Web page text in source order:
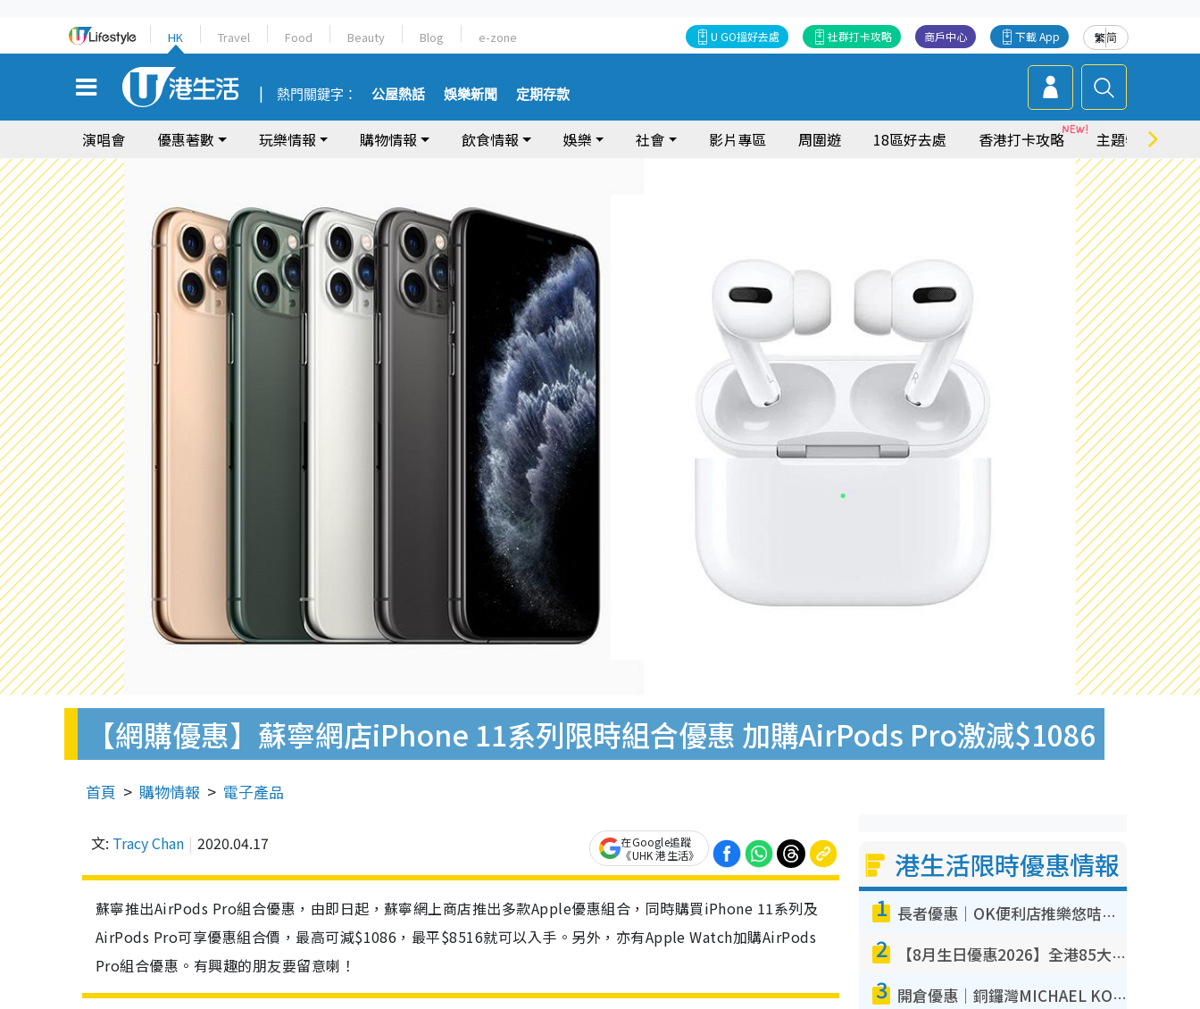
HK Travel Food Beauty Blog e-zone 繁简
下載 App
商戶中心
社群打卡攻略
U GO搵好去處
熱門關鍵字： 公屋熱話 娛樂新聞 定期存款
演唱會 優惠著數 玩樂情報 購物情報 飲食情報 娛樂 社會 影片專區 周圍遊 18區好去處 香港打卡攻略 主題特集
【網購優惠】蘇寧網店iPhone 11系列限時組合優惠 加購AirPods Pro激減$1086
首頁 購物情報 電子產品
文: Tracy Chan 2020.04.17
在Google追蹤
《UHK 港生活》
蘇寧推出AirPods Pro組合優惠，由即日起，蘇寧網上商店推出多款Apple優惠組合，同時購買iPhone 11系列及
AirPods Pro可享優惠組合價，最高可減$1086，最平$8516就可以入手。另外，亦有Apple Watch加購AirPods
Pro組合優惠。有興趣的朋友要留意喇！
港生活限時優惠情報
1 長者優惠｜OK便利店推樂悠咭優惠！買麵包/牛奶/保健品拍卡即減
2 【8月生日優惠2026】全港85大食買玩著數攻略 自助餐/火鍋放題同行免費＋誠品/DONKI送現金券
3 開倉優惠｜銅鑼灣MICHAEL KORS開倉低至17折！直擊$500起買手袋/銀包/鞋款 必買經典Jet Set系列